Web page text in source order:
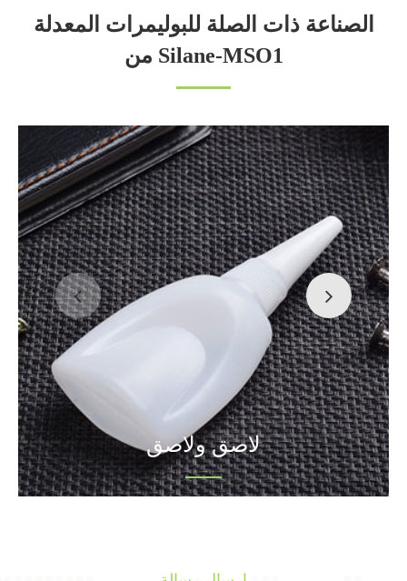
الصناعة ذات الصلة للبوليمرات المعدلة
من Silane-MSO1
لاصق ولاصق